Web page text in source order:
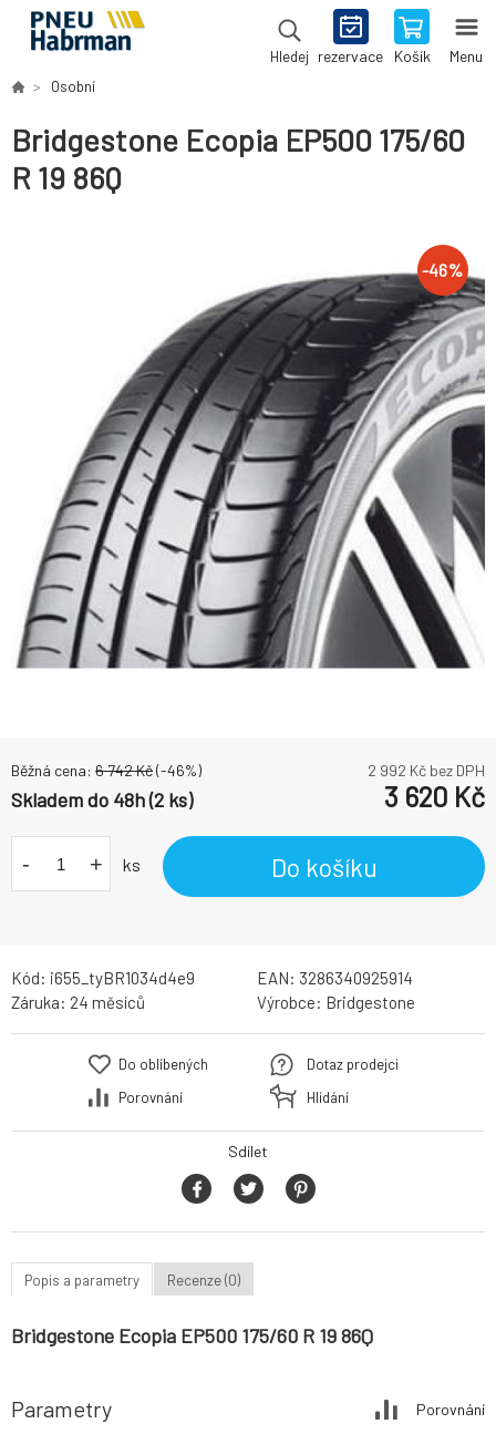
Hledej rezervace Košík Menu
Osobní
Bridgestone Ecopia EP500 175/60
R 19 86Q
-46%
Běžná cena: 6 742Kč(-46%) 2 992 Kč bez DPH
Skladem do 48h (2 ks) 3 620 Kč
- + ks Do košíku
Kód: i655_tyBR1034d4e9 EAN: 3286340925914
Záruka: 24 měsíců Výrobce: Bridgestone
Do oblíbených
Porovnání
Dotaz prodejci
Hlídání
Sdílet
Popis a parametry Recenze (0)
Bridgestone Ecopia EP500 175/60 R 19 86Q
Parametry Porovnání